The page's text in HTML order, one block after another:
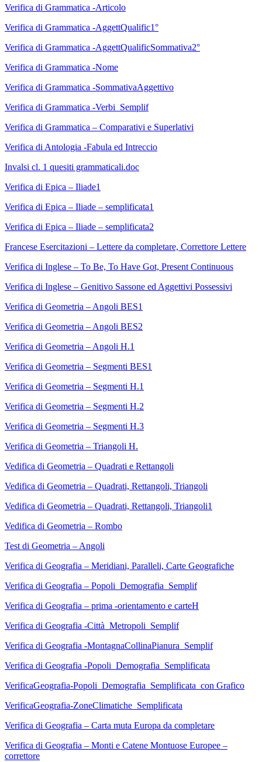
Verifica di Grammatica -Articolo
Verifica di Grammatica -AggettQualific1°
Verifica di Grammatica -AggettQualificSommativa2°
Verifica di Grammatica -Nome
Verifica di Grammatica -SommativaAggettivo
Verifica di Grammatica -Verbi_Semplif
Verifica di Grammatica – Comparativi e Superlativi
Verifica di Antologia -Fabula ed Intreccio
Invalsi cl. 1 quesiti grammaticali.doc
Verifica di Epica – Iliade1
Verifica di Epica – Iliade – semplificata1
Verifica di Epica – Iliade – semplificata2
Francese Esercitazioni – Lettere da completare, Correttore Lettere
Verifica di Inglese – To Be, To Have Got, Present Continuous
Verifica di Inglese – Genitivo Sassone ed Aggettivi Possessivi
Verifica di Geometria – Angoli BES1
Verifica di Geometria – Angoli BES2
Verifica di Geometria – Angoli H.1
Verifica di Geometria – Segmenti BES1
Verifica di Geometria – Segmenti H.1
Verifica di Geometria – Segmenti H.2
Verifica di Geometria – Segmenti H.3
Verifica di Geometria – Triangoli H.
Vedifica di Geometria – Quadrati e Rettangoli
Vedifica di Geometria – Quadrati, Rettangoli, Triangoli
Vedifica di Geometria – Quadrati, Rettangoli, Triangoli1
Vedifica di Geometria – Rombo
Test di Geometria – Angoli
Verifica di Geografia – Meridiani, Paralleli, Carte Geografiche
Verifica di Geografia – Popoli_Demografia_Semplif
Verifica di Geografia – prima -orientamento e carteH
Verifica di Geografia -Città_Metropoli_Semplif
Verifica di Geografia -MontagnaCollinaPianura_Semplif
Verifica di Geografia -Popoli_Demografia_Semplificata
VerificaGeografia-Popoli_Demografia_Semplificata_con Grafico
VerificaGeografia-ZoneClimatiche_Semplificata
Verifica di Geografia – Carta muta Europa da completare
Verifica di Geografia – Monti e Catene Montuose Europee –
correttore